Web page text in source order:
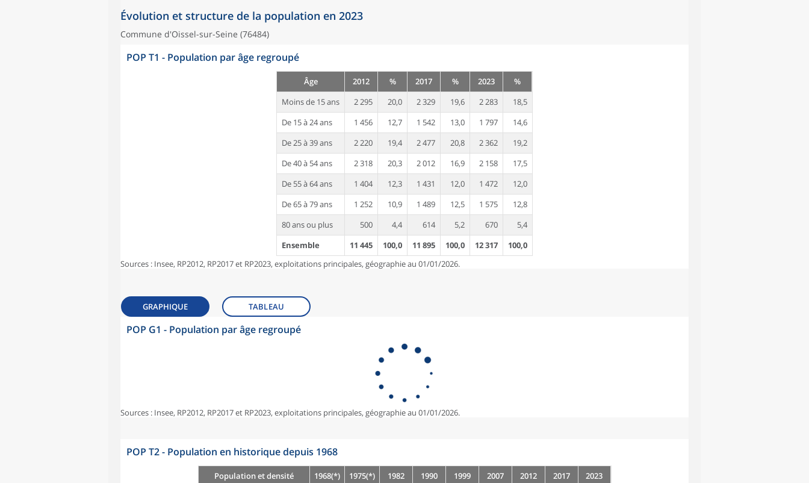
Évolution et structure de la population en 2023
Commune d'Oissel-sur-Seine (76484)
POP T1 - Population par âge regroupé
Âge 2012 % 2017 % 2023
%
Moins de 15 ans
2 295 20,0 2 329 19,6 2 283
18,5
De 15 à 24 ans
1 456 12,7 1 542 13,0 1 797
14,6
De 25 à 39 ans
2 220 19,4 2 477 20,8 2 362
19,2
De 40 à 54 ans
2 318 20,3 2 012 16,9 2 158
17,5
De 55 à 64 ans
1 404 12,3 1 431 12,0 1 472
12,0
De 65 à 79 ans
1 252 10,9 1 489 12,5 1 575
12,8
80 ans ou plus
500 4,4 614 5,2 670
5,4
Ensemble
11 445 100,0 11 895 100,0 12 317
100,0
Sources : Insee, RP2012, RP2017 et RP2023, exploitations principales, géographie au 01/01/2026.
GRAPHIQUE TABLEAU
POP G1 - Population par âge regroupé
Sources : Insee, RP2012, RP2017 et RP2023, exploitations principales, géographie au 01/01/2026.
POP T2 - Population en historique depuis 1968
Population et densité 1968(*) 1975(*) 1982 1990 1999 2007 2012 2017
2023